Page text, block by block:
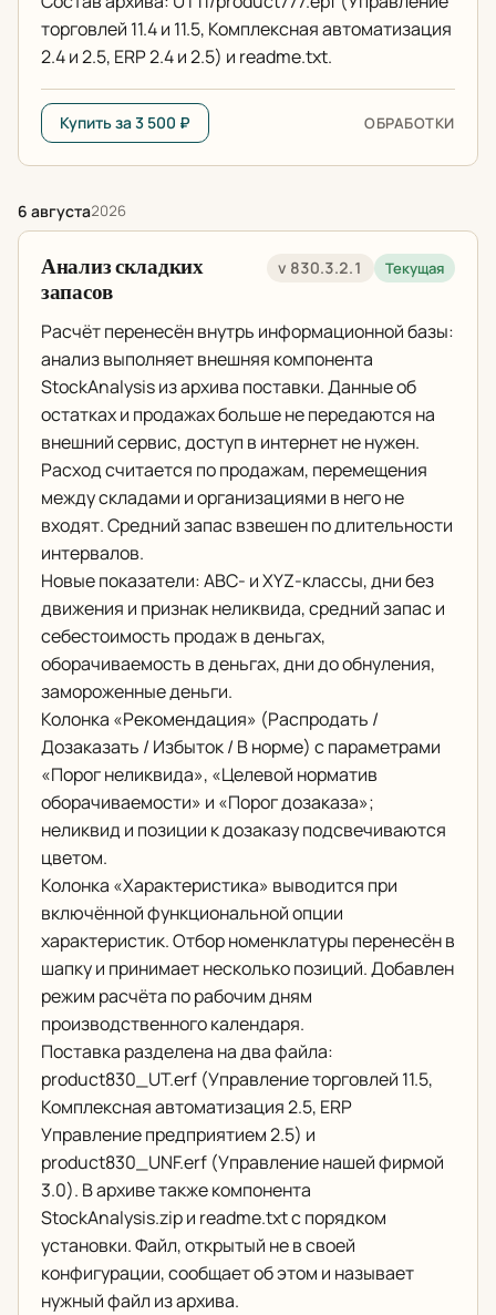
торговлей 11.4 и 11.5, Комплексная автоматизация
2.4 и 2.5, ERP 2.4 и 2.5) и readme.txt.
Купить за 3 500 ₽ ОБРАБОТКИ
6 августа2026
Анализ складких
запасов
v 830.3.2.1 Текущая
Расчёт перенесён внутрь информационной базы:
анализ выполняет внешняя компонента
StockAnalysis из архива поставки. Данные об
остатках и продажах больше не передаются на
внешний сервис, доступ в интернет не нужен.
Расход считается по продажам, перемещения
между складами и организациями в него не
входят. Средний запас взвешен по длительности
интервалов.
Новые показатели: ABC- и XYZ-классы, дни без
движения и признак неликвида, средний запас и
себестоимость продаж в деньгах,
оборачиваемость в деньгах, дни до обнуления,
замороженные деньги.
Колонка «Рекомендация» (Распродать /
Дозаказать / Избыток / В норме) с параметрами
«Порог неликвида», «Целевой норматив
оборачиваемости» и «Порог дозаказа»;
неликвид и позиции к дозаказу подсвечиваются
цветом.
Колонка «Характеристика» выводится при
включённой функциональной опции
характеристик. Отбор номенклатуры перенесён в
шапку и принимает несколько позиций. Добавлен
режим расчёта по рабочим дням
производственного календаря.
Поставка разделена на два файла:
product830_UT.erf (Управление торговлей 11.5,
Комплексная автоматизация 2.5, ERP
Управление предприятием 2.5) и
product830_UNF.erf (Управление нашей фирмой
3.0). В архиве также компонента
StockAnalysis.zip и readme.txt с порядком
установки. Файл, открытый не в своей
конфигурации, сообщает об этом и называет
нужный файл из архива.